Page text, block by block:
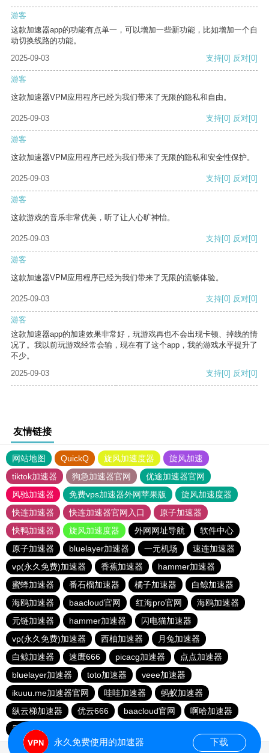
游客
这款加速器app的功能有点单一，可以增加一些新功能，比如增加一个自
动切换线路的功能。
2025-09-03
支持[0] 反对[0]
游客
这款加速器VPM应用程序已经为我们带来了无限的隐私和自由。
2025-09-03 支持[0] 反对[0]
游客
这款加速器VPM应用程序已经为我们带来了无限的隐私和安全性保护。
2025-09-03 支持[0] 反对[0]
游客
这款游戏的音乐非常优美，听了让人心旷神怡。
2025-09-03 支持[0] 反对[0]
游客
这款加速器VPM应用程序已经为我们带来了无限的流畅体验。
2025-09-03 支持[0] 反对[0]
游客
这款加速器app的加速效果非常好，玩游戏再也不会出现卡顿、掉线的情
况了。我以前玩游戏经常会输，现在有了这个app，我的游戏水平提升了
不少。
2025-09-03
支持[0] 反对[0]
友情链接
网站地图 QuickQ 旋风加速度器
旋风加速
tiktok加速器
狗急加速器官网
优途加速器官网
风驰加速器
免费vps加速器外网苹果版
旋风加速度器
快连加速器
快连加速器官网入口
原子加速器
快鸭加速器
旋风加速度器 外网网址导航
软件中心
原子加速器
bluelayer加速器 一元机场
速连加速器
vp(永久免费)加速器
香蕉加速器
hammer加速器
蜜蜂加速器
番石榴加速器 橘子加速器
白鲸加速器
海鸥加速器
baacloud官网 红海pro官网
海鸥加速器
元链加速器
hammer加速器
闪电猫加速器
vp(永久免费)加速器
西柚加速器
月兔加速器
白鲸加速器
速鹰666 picacg加速器
点点加速器
bluelayer加速器
toto加速器
veee加速器
ikuuu.me加速器官网
哇哇加速器
蚂蚁加速器
纵云梯加速器
优云666 baacloud官网
啊哈加速器
香蕉加速器
永久免费使用的加速器 下载